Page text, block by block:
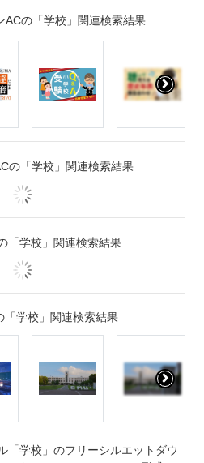
ACの「学校」関連検索結果
の「学校」関連検索結果
「学校」関連検索結果
「学校」関連検索結果
「学校」のフリーシルエットダウ